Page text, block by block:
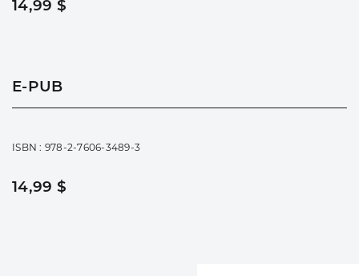
14,99 $
E-PUB
ISBN : 978-2-7606-3489-3
14,99 $